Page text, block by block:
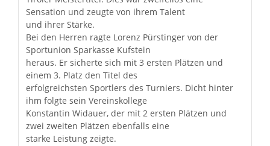
Sensation und zeugte von ihrem Talent
und ihrer Stärke.
Bei den Herren ragte Lorenz Pürstinger von der
Sportunion Sparkasse Kufstein
heraus. Er sicherte sich mit 3 ersten Plätzen und
einem 3. Platz den Titel des
erfolgreichsten Sportlers des Turniers. Dicht hinter
ihm folgte sein Vereinskollege
Konstantin Widauer, der mit 2 ersten Plätzen und
zwei zweiten Plätzen ebenfalls eine
starke Leistung zeigte.